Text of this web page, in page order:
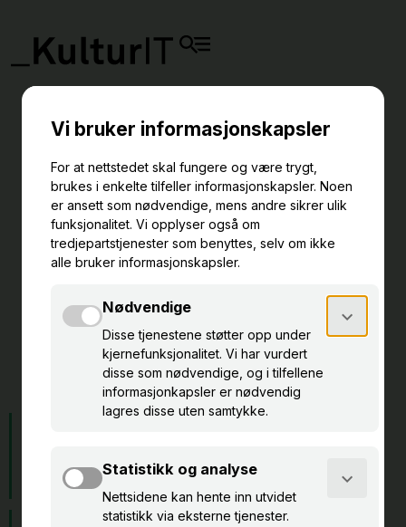
VIS FREM SAMLINGEN MED
DigitaltMuseum
arkitektur